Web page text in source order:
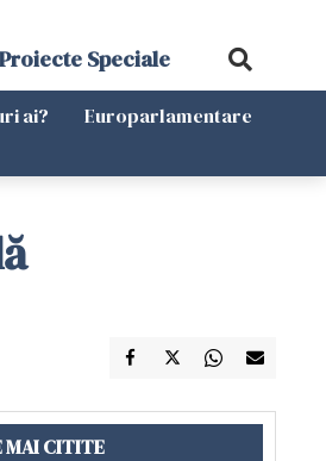
Proiecte Speciale
ai?
Europarlamentare
MAI CITITE